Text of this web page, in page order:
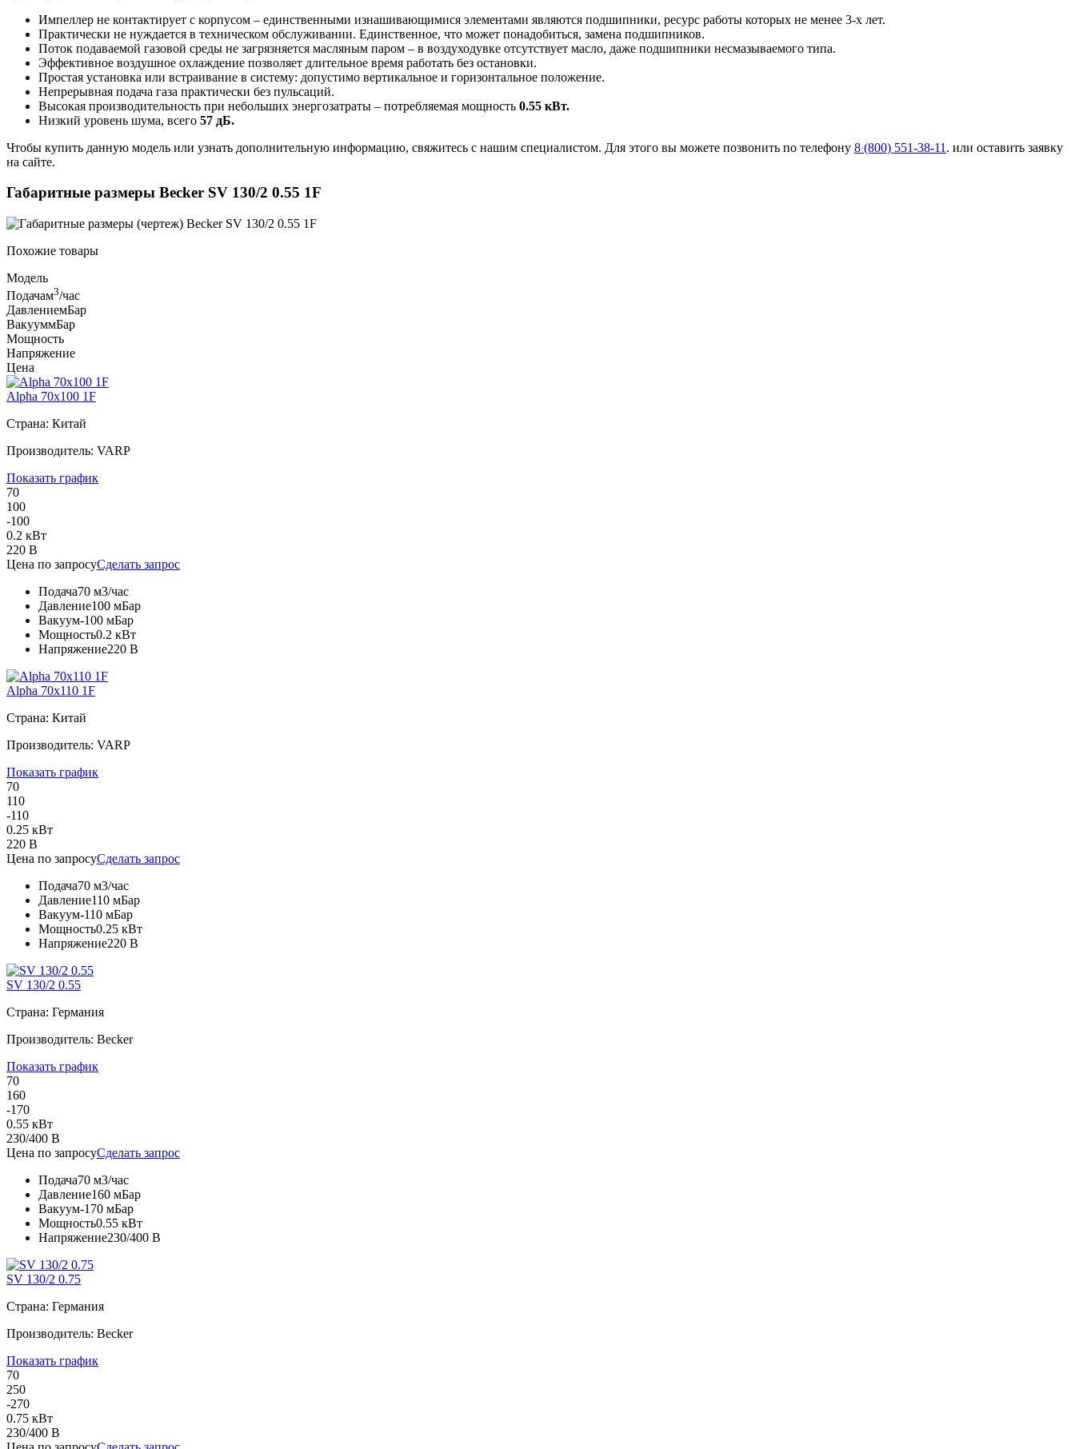
Импеллер не контактирует с корпусом – единственными изнашивающимися элементами являются подшипники, ресурс работы которых не менее 3-х лет.
Практически не нуждается в техническом обслуживании. Единственное, что может понадобиться, замена подшипников.
Поток подаваемой газовой среды не загрязняется масляным паром – в воздуходувке отсутствует масло, даже подшипники несмазываемого типа.
Эффективное воздушное охлаждение позволяет длительное время работать без остановки.
Простая установка или встраивание в систему: допустимо вертикальное и горизонтальное положение.
Непрерывная подача газа практически без пульсаций.
Высокая производительность при небольших энергозатраты – потребляемая мощность 0.55 кВт.
Низкий уровень шума, всего 57 дБ.
Чтобы купить данную модель или узнать дополнительную информацию, свяжитесь с нашим специалистом. Для этого вы можете позвонить по телефону 8 (800) 551-38-11 . или оставить заявку
на сайте.
Габаритные размеры Becker SV 130/2 0.55 1F
Похожие товары
Модель
Подачам3/час
ДавлениемБар
ВакууммБар
Мощность
Напряжение
Цена
Alpha 70x100 1F
Страна: Китай
Производитель: VARP
Показать график
70
100
-100
0.2 кВт
220 В
Цена по запросуСделать запрос
Подача70 м3/час
Давление100 мБар
Вакуум-100 мБар
Мощность0.2 кВт
Напряжение220 В
Alpha 70x110 1F
Страна: Китай
Производитель: VARP
Показать график
70
110
-110
0.25 кВт
220 В
Цена по запросуСделать запрос
Подача70 м3/час
Давление110 мБар
Вакуум-110 мБар
Мощность0.25 кВт
Напряжение220 В
SV 130/2 0.55
Страна: Германия
Производитель: Becker
Показать график
70
160
-170
0.55 кВт
230/400 В
Цена по запросуСделать запрос
Подача70 м3/час
Давление160 мБар
Вакуум-170 мБар
Мощность0.55 кВт
Напряжение230/400 В
SV 130/2 0.75
Страна: Германия
Производитель: Becker
Показать график
70
250
-270
0.75 кВт
230/400 В